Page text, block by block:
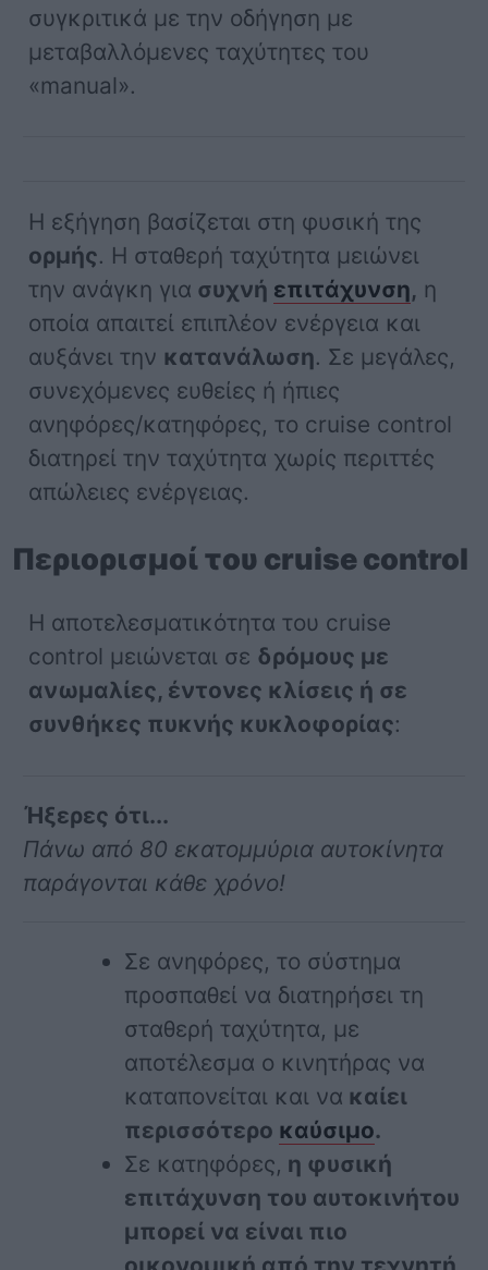
συγκριτικά με την οδήγηση με
μεταβαλλόμενες ταχύτητες του
«manual».
Η εξήγηση βασίζεται στη φυσική της
ορμής. Η σταθερή ταχύτητα μειώνει
την ανάγκη για συχνή επιτάχυνση, η
οποία απαιτεί επιπλέον ενέργεια και
αυξάνει την κατανάλωση. Σε μεγάλες,
συνεχόμενες ευθείες ή ήπιες
ανηφόρες/κατηφόρες, το cruise control
διατηρεί την ταχύτητα χωρίς περιττές
απώλειες ενέργειας.
Περιορισμοί του cruise control
Η αποτελεσματικότητα του cruise
control μειώνεται σε δρόμους με
ανωμαλίες, έντονες κλίσεις ή σε
συνθήκες πυκνής κυκλοφορίας:
Ήξερες ότι...
Πάνω από 80 εκατομμύρια αυτοκίνητα
παράγονται κάθε χρόνο!
Σε ανηφόρες, το σύστημα
προσπαθεί να διατηρήσει τη
σταθερή ταχύτητα, με
αποτέλεσμα ο κινητήρας να
καταπονείται και να καίει
περισσότερο καύσιμο.
Σε κατηφόρες, η φυσική
επιτάχυνση του αυτοκινήτου
μπορεί να είναι πιο